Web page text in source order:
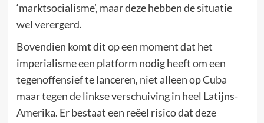
‘marktsocialisme’, maar deze hebben de situatie
wel verergerd.
Bovendien komt dit op een moment dat het
imperialisme een platform nodig heeft om een
tegenoffensief te lanceren, niet alleen op Cuba
maar tegen de linkse verschuiving in heel Latijns-
Amerika. Er bestaat een reëel risico dat deze